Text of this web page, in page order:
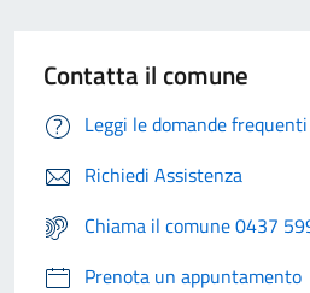
Contatta il comune
Leggi le domande frequenti
Richiedi Assistenza
Chiama il comune 0437
Prenota un appuntamento